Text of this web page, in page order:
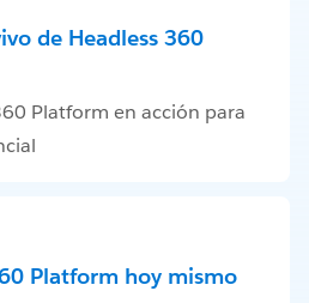
de Headless 360
Platform en acción para
Platform hoy mismo